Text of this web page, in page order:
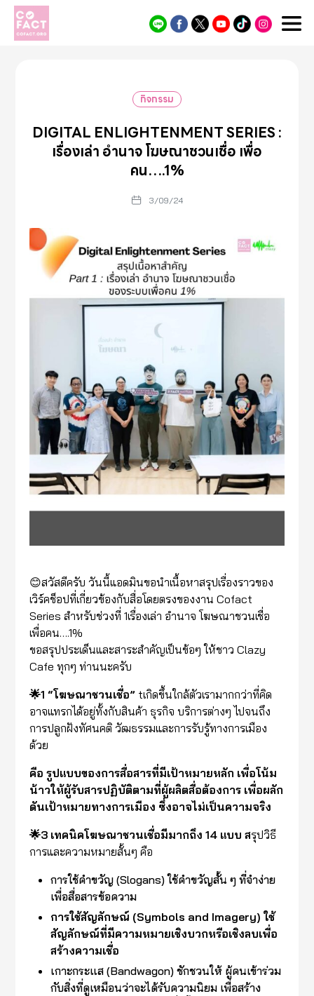
Cofact
กิจกรรม
DIGITAL ENLIGHTENMENT SERIES :
เรื่องเล่า อำนาจ โฆษณาชวนเชื่อ เพื่อ
คน….1%
3/09/24
😊สวัสดีครับ วันนี้แอดมินขอนำเนื้อหาสรุปเรื่องราวของ
เวิร์คช็อปที่เกี่ยวข้องกับสื่อโดยตรงของงาน Cofact
Series สำหรับช่วงที่ 1เรื่องเล่า อำนาจ โฆษณาชวนเชื่อ
เพื่อคน….1%
ขอสรุปประเด็นและสาระสำคัญเป็นข้อๆ ให้ชาว Clazy
Cafe ทุกๆ ท่านนะครับ
🌟1 “โฆษณาชวนเชื่อ” tเกิดขึ้นใกล้ตัวเรามากกว่าที่คิด
อาจแทรกได้อยู่ทั้งกับสินค้า ธุรกิจ บริการต่างๆ ไปจนถึง
การปลูกฝังทัศนคติ วัฒธรรมและการรับรู้ทางการเมือง
ด้วย
คือ รูปแบบของการสื่อสารที่มีเป้าหมายหลัก เพื่อโน้ม
น้าวให้ผู้รับสารปฏิบัติตามที่ผู้ผลิตสื่อต้องการ เพื่อผลัก
ดันเป้าหมายทางการเมือง ซึ่งอาจไม่เป็นความจริง
🌟3 เทคนิคโฆษณาชวนเชื่อมีมากถึง 14 แบบ สรุปวิธี
การและความหมายสั้นๆ คือ
การใช้คำขวัญ (Slogans) ใช้คำขวัญสั้น ๆ ที่จำง่าย
เพื่อสื่อสารข้อความ
การใช้สัญลักษณ์ (Symbols and Imagery) ใช้
สัญลักษณ์ที่มีความหมายเชิงบวกหรือเชิงลบเพื่อ
สร้างความเชื่อ
เกาะกระแส (Bandwagon) ชักชวนให้ ผู้คนเข้าร่วม
กับสิ่งที่ดูเหมือนว่าจะได้รับความนิยม เพื่อสร้าง